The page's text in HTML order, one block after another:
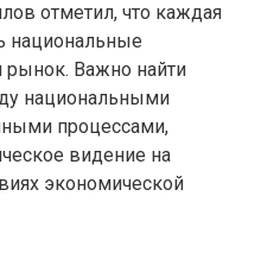
отметил, что каждая
национальные
рынок. Важно найти
национальными
процессами,
видение на
экономической